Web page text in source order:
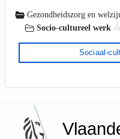
Gezondheidszorg en
Socio-cultureel werk
Sociaal-